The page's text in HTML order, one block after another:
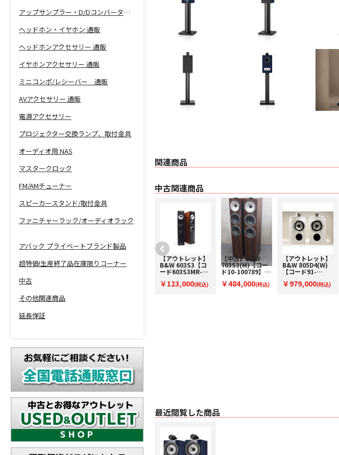
アップサンプラー・D/Dコンバーター 通販
ヘッドホン・イヤホン 通販
ヘッドホンアクセサリー 通販
イヤホンアクセサリー 通販
ミニコンポ/レシーバー 通販
AVアクセサリー 通販
電源アクセサリー
プロジェクター交換ランプ、取付金具
オーディオ用 NAS
マスタークロック
FM/AMチューナー
スピーカースタンド/取付金具
ファニチャーラック/オーディオラック
アバック プライベートブランド製品
超特価!生産終了品在庫限りコーナー
中古
その他関連商品
延長保証
関連商品
中古関連商品
CM5(B)【コード
【アウトレット】
B&W 603S3【コ
ード603S3MR-
ーカー(ペアのみ)
￥123,000(税込)
【中古】B&W
703S3(M)【コー
ド10-100789】フ
(ペア)
￥484,000(税込)
【アウトレット】
B&W 805D4(W)
【コード91-
シェルフスピーカ
￥979,000(税込)
最近閲覧した商品